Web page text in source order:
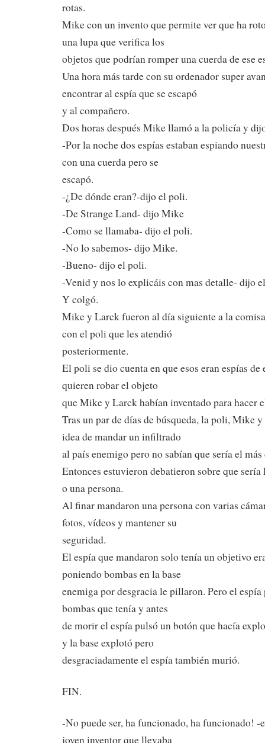
rotas.
Mike con un invento que permite ver que ha
una lupa que verifica los
objetos que podrían romper una cuerda de ese
Una hora más tarde con su ordenador super
encontrar al espía que se escapó
y al compañero.
Dos horas después Mike llamó a la policía y
-Por la noche dos espías estaban espiando
con una cuerda pero se
escapó.
-¿De dónde eran?-dijo el poli.
-De Strange Land- dijo Mike
-Como se llamaba- dijo el poli.
-No lo sabemos- dijo Mike.
-Bueno- dijo el poli.
-Venid y nos lo explicáis con mas detalle- dijo
Y colgó.
Mike y Larck fueron al día siguiente a la
con el poli que les atendió
posteriormente.
El poli se dio cuenta en que esos eran espías
quieren robar el objeto
que Mike y Larck habían inventado para hacer
Tras un par de días de búsqueda, la poli, Mike
idea de mandar un infiltrado
al país enemigo pero no sabían que sería el
Entonces estuvieron debatieron sobre que
o una persona.
Al finar mandaron una persona con varias
fotos, vídeos y mantener su
seguridad.
El espía que mandaron solo tenía un objetivo
poniendo bombas en la base
enemiga por desgracia le pillaron. Pero el espía
bombas que tenía y antes
de morir el espía pulsó un botón que hacía
y la base explotó pero
desgraciadamente el espía también murió.
FIN.
-No puede ser, ha funcionado, ha funcionado! -
joven inventor que llevaba